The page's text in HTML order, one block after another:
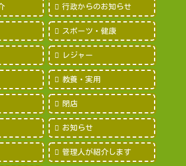
行政からのお知らせ
スポーツ・健康
レジャー
教養・実用
閉店
お知らせ
管理人が紹介します